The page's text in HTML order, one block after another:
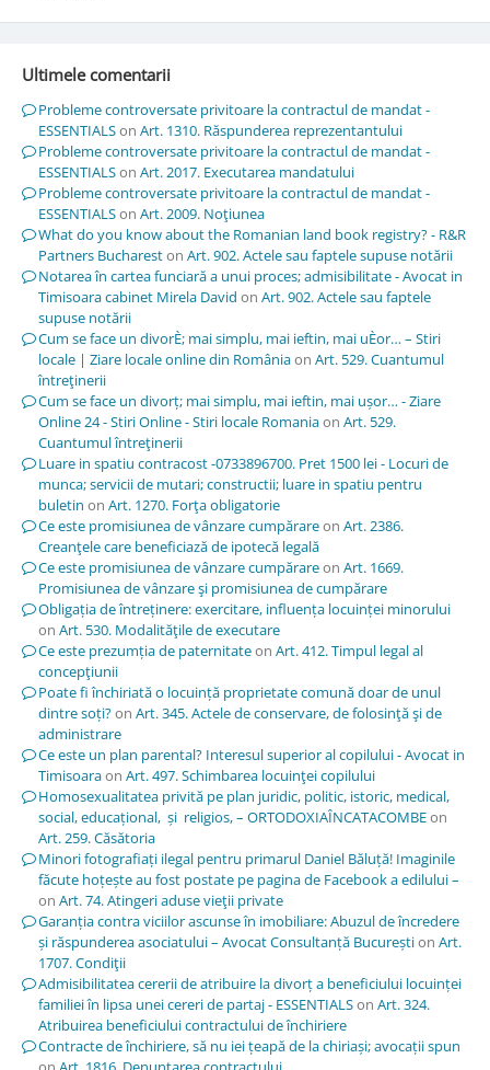
Ultimele comentarii
Probleme controversate privitoare la contractul de mandat -
ESSENTIALSon Art. 1310. Răspunderea reprezentantului
Probleme controversate privitoare la contractul de mandat -
ESSENTIALSon Art. 2017. Executarea mandatului
Probleme controversate privitoare la contractul de mandat -
ESSENTIALSon Art. 2009. Noţiunea
What do you know about the Romanian land book registry? - R&R
Partners Buchareston Art. 902. Actele sau faptele supuse notării
Notarea în cartea funciară a unui proces; admisibilitate - Avocat in
Timisoara cabinet Mirela David on Art. 902. Actele sau faptele
supuse notării
Cum se face un divorÈ; mai simplu, mai ieftin, mai uÈor… – Stiri
locale | Ziare locale online din Româniaon Art. 529. Cuantumul
întreţinerii
Cum se face un divorț; mai simplu, mai ieftin, mai ușor… - Ziare
Online 24 - Stiri Online - Stiri locale Romaniaon Art. 529.
Cuantumul întreţinerii
Luare in spatiu contracost -0733896700. Pret 1500 lei - Locuri de
munca; servicii de mutari; constructii; luare in spatiu pentru
buletin on Art. 1270. Forţa obligatorie
Ce este promisiunea de vânzare cumpărareon Art. 2386.
Creanţele care beneficiază de ipotecă legală
Ce este promisiunea de vânzare cumpărareon Art. 1669.
Promisiunea de vânzare şi promisiunea de cumpărare
Obligația de întreținere: exercitare, influența locuinței minorului
on Art. 530. Modalităţile de executare
Ce este prezumția de paternitateon Art. 412. Timpul legal al
concepţiunii
Poate fi închiriată o locuință proprietate comună doar de unul
dintre soți?on Art. 345. Actele de conservare, de folosinţă şi de
administrare
Ce este un plan parental? Interesul superior al copilului - Avocat in
Timisoaraon Art. 497. Schimbarea locuinţei copilului
Homosexualitatea privită pe plan juridic, politic, istoric, medical,
social, educațional, și religios, – ORTODOXIAÎNCATACOMBEon
Art. 259. Căsătoria
Minori fotografiați ilegal pentru primarul Daniel Băluță! Imaginile
făcute hoțește au fost postate pe pagina de Facebook a edilului –
on Art. 74. Atingeri aduse vieţii private
Garanția contra viciilor ascunse în imobiliare: Abuzul de încredere
și răspunderea asociatului – Avocat Consultanță Bucureștion Art.
1707. Condiţii
Admisibilitatea cererii de atribuire la divorț a beneficiului locuinței
familiei în lipsa unei cereri de partaj - ESSENTIALSon Art. 324.
Atribuirea beneficiului contractului de închiriere
Contracte de închiriere, să nu iei țeapă de la chiriași; avocații spun